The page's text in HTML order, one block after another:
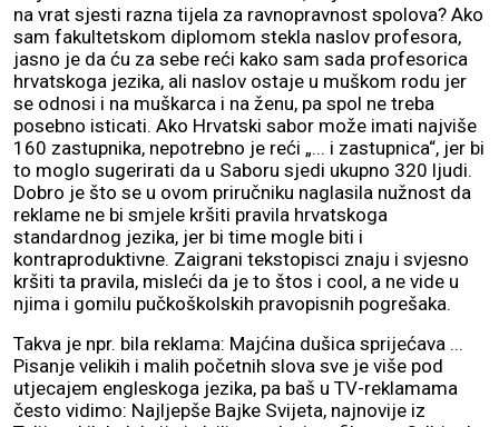
na vrat sjesti razna tijela za ravnopravnost spolova? Ako
sam fakultetskom diplomom stekla naslov profesora,
jasno je da ću za sebe reći kako sam sada profesorica
hrvatskoga jezika, ali naslov ostaje u muškom rodu jer
se odnosi i na muškarca i na ženu, pa spol ne treba
posebno isticati. Ako Hrvatski sabor može imati najviše
160 zastupnika, nepotrebno je reći „... i zastupnica“, jer bi
to moglo sugerirati da u Saboru sjedi ukupno 320 ljudi.
Dobro je što se u ovom priručniku naglasila nužnost da
reklame ne bi smjele kršiti pravila hrvatskoga
standardnog jezika, jer bi time mogle biti i
kontraproduktivne. Zaigrani tekstopisci znaju i svjesno
kršiti ta pravila, misleći da je to štos i cool, a ne vide u
njima i gomilu pučkoškolskih pravopisnih pogrešaka.
Takva je npr. bila reklama: Majćina dušica sprijećava ...
Pisanje velikih i malih početnih slova sve je više pod
utjecajem engleskoga jezika, pa baš u TV-reklamama
često vidimo: Najljepše Bajke Svijeta, najnovije iz